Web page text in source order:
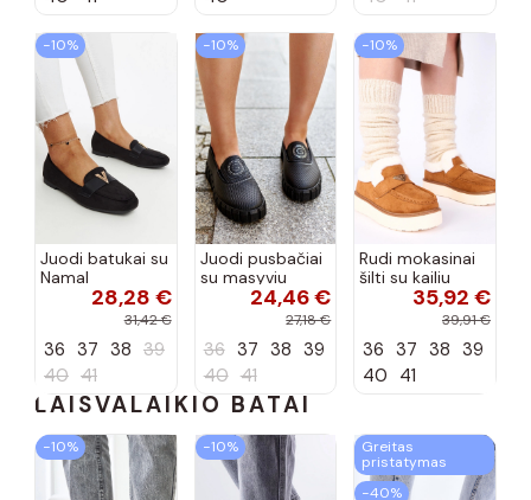
−10%
Juodi batukai su
Namal
dekoracija28,28 €
31,42 €
36 37 38 39
40 41
−10%
Juodi pusbačiai
su masyviu
padu Teska24,46 €
27,18 €
36 37 38 39
40 41
−10%
Rudi mokasinai
šilti su kailiu
35,92 €
39,91 €
36 37 38 39
40 41
LAISVALAIKIO BATAI
−10% −10%
Greitas
pristatymas
−40%